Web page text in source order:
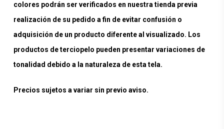
colores podrán ser verificados en nuestra tienda previa
realización de su pedido a fin de evitar confusión o
adquisición de un producto diferente al visualizado. Los
productos de terciopelo pueden presentar variaciones de
tonalidad debido a la naturaleza de esta tela.
Precios sujetos a variar sin previo aviso.